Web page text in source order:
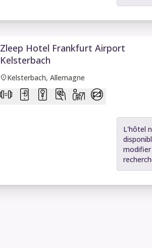
Zleep Hotel Frankfurt Airport
Kelsterbach
Kelsterbach, Allemagne
L'hôtel
modifier